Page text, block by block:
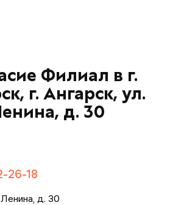
Филиал в г.
г. Ангарск, ул.
д. 30
26-18
Ленина, д. 30